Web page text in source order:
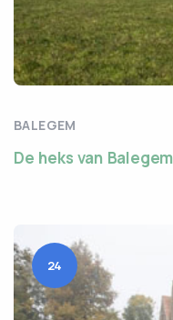
BALEGEM
De heks van Balegem
24